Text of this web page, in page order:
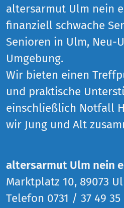
altersarmut Ulm nein
finanziell schwache
Senioren in Ulm, Neu-
Umgebung.
Wir bieten einen
und praktische
einschließlich Notfall
wir Jung und Alt
altersarmut Ulm nein
Marktplatz 10, 89073
Telefon 0731 / 37 49 35